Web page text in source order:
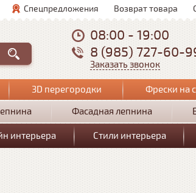
Спецпредложения Возврат товара
08:00 - 19:00
8 (985) 727-60-
Заказать звонок
3D перегородки Фрески на
Фасадная лепнина
интерьера Стили интерьера